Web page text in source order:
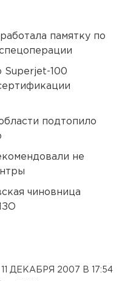
памятку по
Superjet-100
подтопило
не
чиновница
11 ДЕКАБРЯ 2007 В 17:54